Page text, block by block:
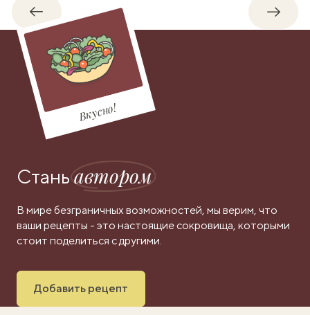
Обратно
Вкусно!
Станьавтором
В мире безграничных возможностей, мы верим, что
ваши рецепты - это настоящие сокровища, которыми
стоит поделиться с другими.
Добавить рецепт